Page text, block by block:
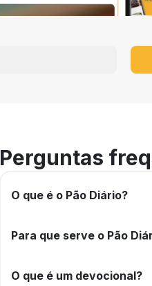
Perguntas
O que é o Pão Diário?
Para que serve o Pão
O que é um devocional?